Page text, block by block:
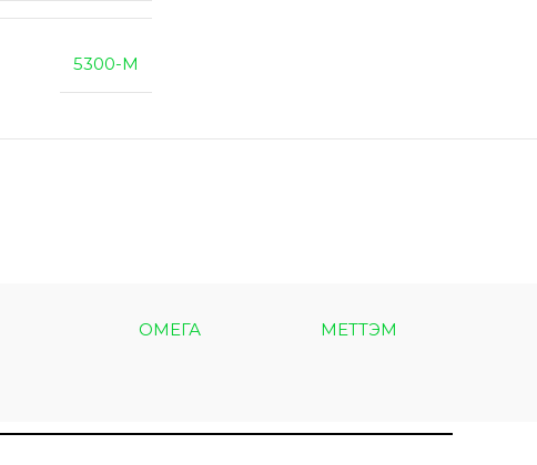
5300-М
ОМЕГА МЕТТЭМ